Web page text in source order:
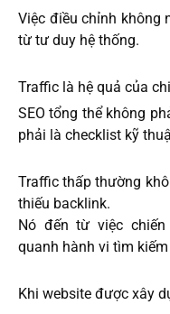
Việc điều chỉnh không
từ tư duy hệ thống.
Traffic là hệ quả của
SEO tổng thể không
phải là checklist kỹ
Traffic thấp thường
thiếu backlink.
Nó đến từ việc
quanh hành vi tìm
Khi website được xây